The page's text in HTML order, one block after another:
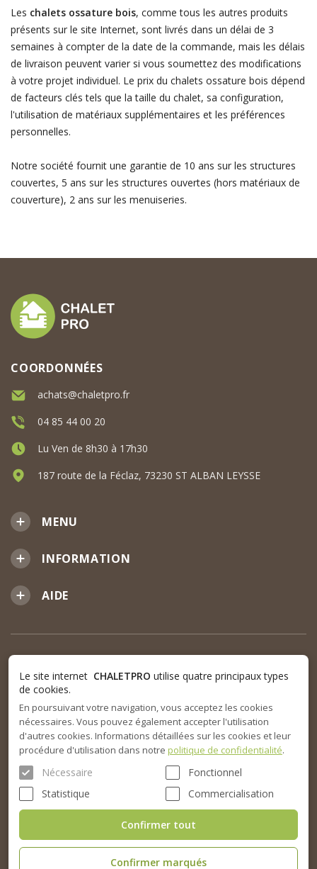
Les chalets ossature bois, comme tous les autres produits
présents sur le site Internet, sont livrés dans un délai de 3
semaines à compter de la date de la commande, mais les délais
de livraison peuvent varier si vous soumettez des modifications
à votre projet individuel. Le prix du chalets ossature bois dépend
de facteurs clés tels que la taille du chalet, sa configuration,
l'utilisation de matériaux supplémentaires et les préférences
personnelles.
Notre société fournit une garantie de 10 ans sur les structures
couvertes, 5 ans sur les structures ouvertes (hors matériaux de
couverture), 2 ans sur les menuiseries.
MENU
INFORMATION
AIDE
COORDONNÉES
achats@chaletpro.fr
04 85 44 00 20
Lu Ven de 8h30 à 17h30
187 route de la Féclaz, 73230 ST ALBAN LEYSSE
Le site internet CHALETPRO utilise quatre principaux types
de cookies.
En poursuivant votre navigation, vous acceptez les cookies
nécessaires. Vous pouvez également accepter l'utilisation
d'autres cookies. Informations détaillées sur les cookies et leur
procédure d'utilisation dans notre politique de confidentialité.
Nécessaire
Fonctionnel
Statistique
Commercialisation
Confirmer marqués
Confirmer tout